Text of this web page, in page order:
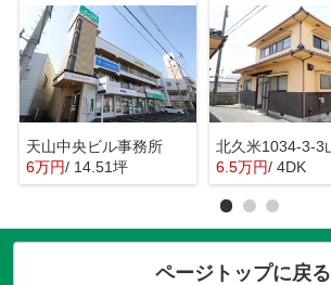
天山中央ビル事務所
6万円/ 14.51坪
6.5万円/ 4DK
ページトップに戻る